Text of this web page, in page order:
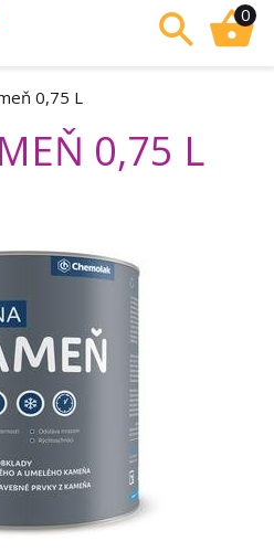
0
0,75 L
0,75 L